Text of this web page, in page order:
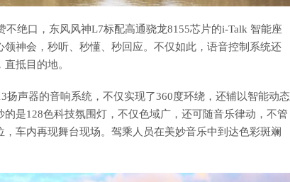
绝口，东风风神L7标配高通骁龙8155芯片的i-Talk 智能座
神会，秒听、秒懂、秒回应。不仅如此，语音控制系统还
抵目的地。
声器的音响系统，不仅实现了360度环绕，还辅以智能动态
是128色科技氛围灯，不仅色域广，还可随音乐律动，不管
车内再现舞台现场。驾乘人员在美妙音乐中到达色彩斑斓